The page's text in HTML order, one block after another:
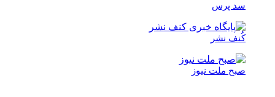
سد پرس
کُنف نشر
صبح ملت نیوز